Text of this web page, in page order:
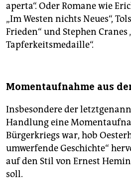
aperta“. Oder Romane wie
„Im Westen nichts Neues“,
Frieden“ und Stephen Cranes
Tapferkeitsmedaille“.
Momentaufnahme aus
Insbesondere der
Handlung eine
Bürgerkriegs war, hob
umwerfende Geschichte“
auf den Stil von Ernest
soll.